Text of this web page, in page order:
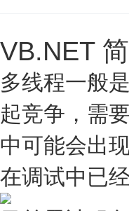
VB.NET
多线程一般
起竞争，需
中可能会出
在调试中已